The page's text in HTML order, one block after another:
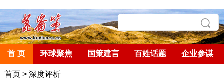
首 页 环球聚焦 国策建言 百姓话题 企业参谋
首页> 深度评析